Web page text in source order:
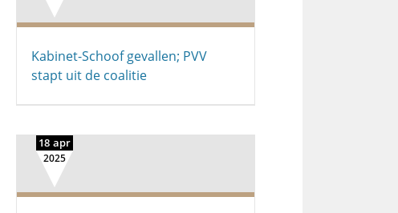
Kabinet-Schoof gevallen; PVV
stapt uit de coalitie
18 apr
2025